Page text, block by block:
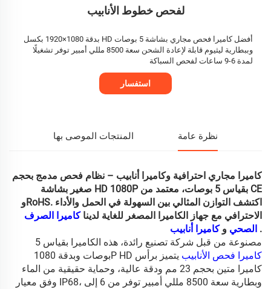
لفحص خطوط الأنابيب
أفضل كاميرا فحص مجاري بشاشة 5 بوصات HD بدقة 1080×1920 بكسل
وببطارية ليثيوم قابلة لإعادة الشحن سعة 8500 مللي أمبير توفر تشغيلًا
لمدة 6-9 ساعات لفحص السباكة
استفسار
نظرة عامة المنتجات الموصى بها
كاميرا مجاري احترافية وكاميرا أنابيب – نظام فحص مدمج بحجم
صغير بشاشة HD 1080P بقياس 5 بوصات، معتمد من CE
وRoHS. اكتشف التوازن المثالي بين السهولة في الحمل والأداء
الاحترافي مع جهاز الكاميرا المصغر للغاية لديناكاميرا الصرف
الصحي و
.
مصنوعة من قبل شركة تصنيع رائدة، هذه الكاميرا بقياس 5
بوصات وبدقة 1080P HD
كاميرا فحص الأنابيب يتميز برأس
كاميرا متين بحجم 23 مم ودقة عالية، وحماية حقيقية من الماء
وفق معيار IP68، وبطارية سعة 8500 مللي أمبير توفر من 6 إلى